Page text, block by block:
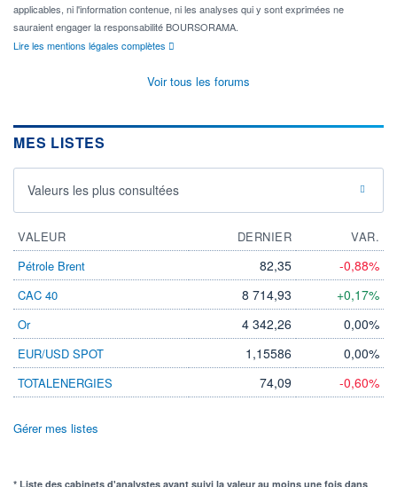
applicables, ni l'information contenue, ni les analyses qui y sont exprimées ne
sauraient engager la responsabilité BOURSORAMA.
Lire les mentions légales complètes
Voir tous les forums
MES LISTES
Valeurs les plus consultées
VALEUR DERNIER
VAR.
Pétrole Brent
82,35 -0,88%
CAC 40 8 714,93 +0,17%
Or 4 342,26 0,00%
EUR/USD SPOT 1,15586 0,00%
TOTALENERGIES 74,09 -0,60%
Gérer mes listes
* Liste des cabinets d'analystes ayant suivi la valeur au moins une fois dans